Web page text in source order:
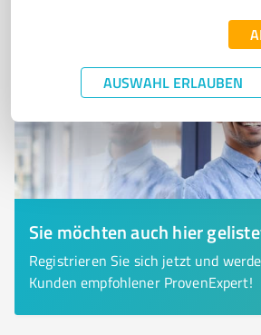
AUSWAHL ERLAUBEN
Sie möchten auch hier
Registrieren Sie sich jetzt und
Kunden empfohlener ProvenExpert!